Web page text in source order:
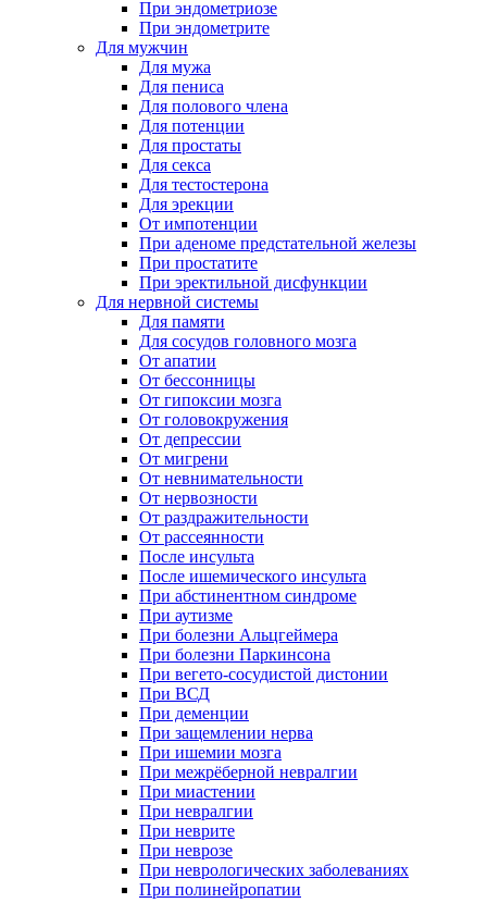
При эндометриозе
При эндометрите
Для мужчин
Для мужа
Для пениса
Для полового члена
Для потенции
Для простаты
Для секса
Для тестостерона
Для эрекции
От импотенции
При аденоме предстательной железы
При простатите
При эректильной дисфункции
Для нервной системы
Для памяти
Для сосудов головного мозга
От апатии
От бессонницы
От гипоксии мозга
От головокружения
От депрессии
От мигрени
От невнимательности
От нервозности
От раздражительности
От рассеянности
После инсульта
После ишемического инсульта
При абстинентном синдроме
При аутизме
При болезни Альцгеймера
При болезни Паркинсона
При вегето-сосудистой дистонии
При ВСД
При деменции
При защемлении нерва
При ишемии мозга
При межрёберной невралгии
При миастении
При невралгии
При неврите
При неврозе
При неврологических заболеваниях
При полинейропатии